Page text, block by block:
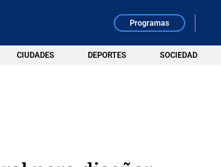
Programas
CIUDADES DEPORTES SOCIEDAD